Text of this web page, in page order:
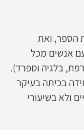
הספר, ואת
אנשים מכל
בלגיה וספרד).
בכיתה בעיקר
ולא בשיעורי